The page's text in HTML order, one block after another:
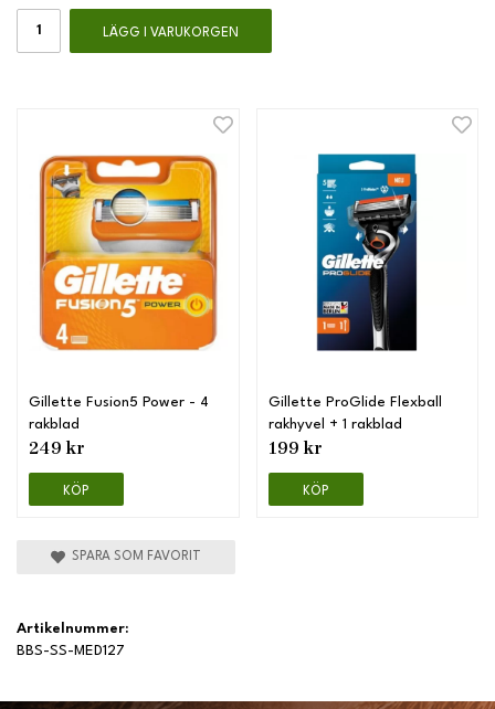
LÄGG I VARUKORGEN
Gillette Fusion5 Power - 4
rakblad
249 kr
KÖP
Gillette ProGlide Flexball
rakhyvel + 1 rakblad
199 kr
KÖP
SPARA SOM FAVORIT
Artikelnummer:
BBS-SS-MED127